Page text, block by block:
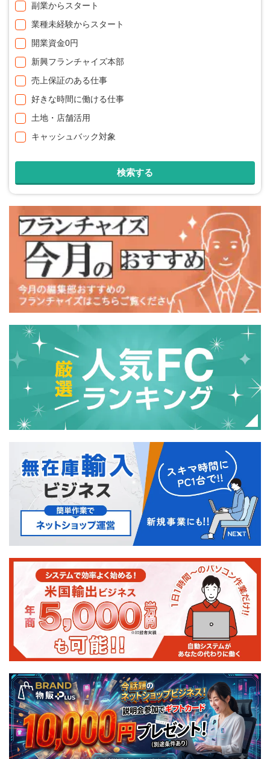
副業からスタート
業種未経験からスタート
開業資金0円
新興フランチャイズ本部
売上保証のある仕事
好きな時間に働ける仕事
土地・店舗活用
キャッシュバック対象